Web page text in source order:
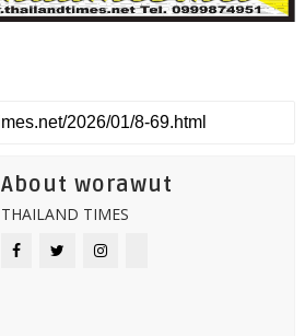
About worawut
THAILAND TIMES